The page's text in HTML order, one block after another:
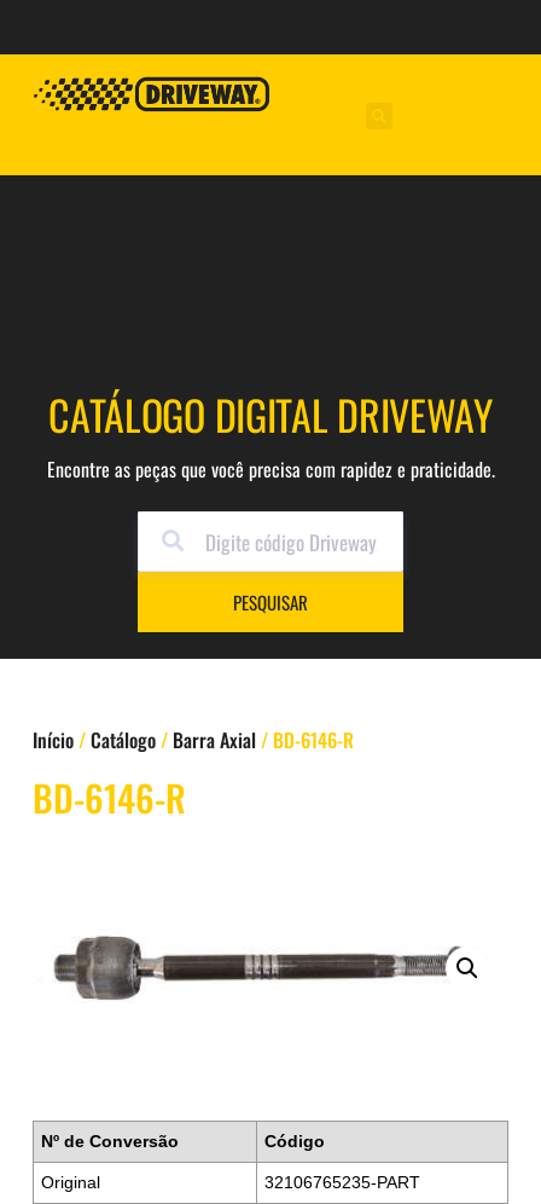
CATÁLOGO DIGITAL DRIVEWAY
Encontre as peças que você precisa com rapidez e praticidade.
PESQUISAR
Início/Catálogo/ Barra Axial/ BD-6146-R
BD-6146-R
Nº de Conversão Código
Original 32106765235-PART